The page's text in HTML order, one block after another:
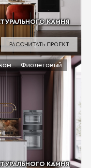
КАМНЯ
РАССЧИТАТЬ ПРОЕКТ
КАМНЯ
Фиолетовый